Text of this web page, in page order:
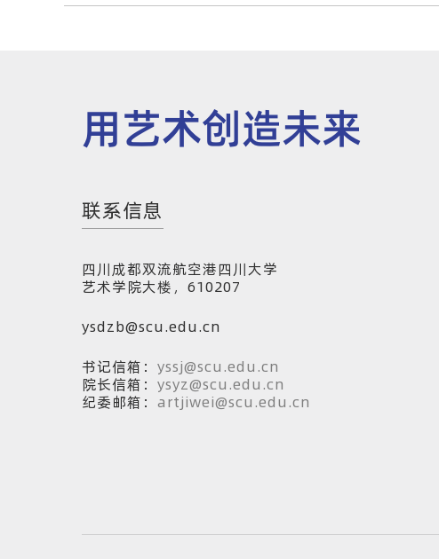
用艺术创造未来
联系信息
四川成都双流航空港四川大学
艺术学院大楼，610207
ysdzb@scu.edu.cn
书记信箱： yssj@scu.edu.cn
院长信箱： ysyz@scu.edu.cn
纪委邮箱： artjiwei@scu.edu.cn